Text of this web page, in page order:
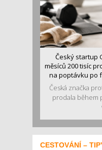
Český startup
měsíců 200 tisíc
na poptávku po
Česká značka
prodala během
CESTOVÁNÍ –